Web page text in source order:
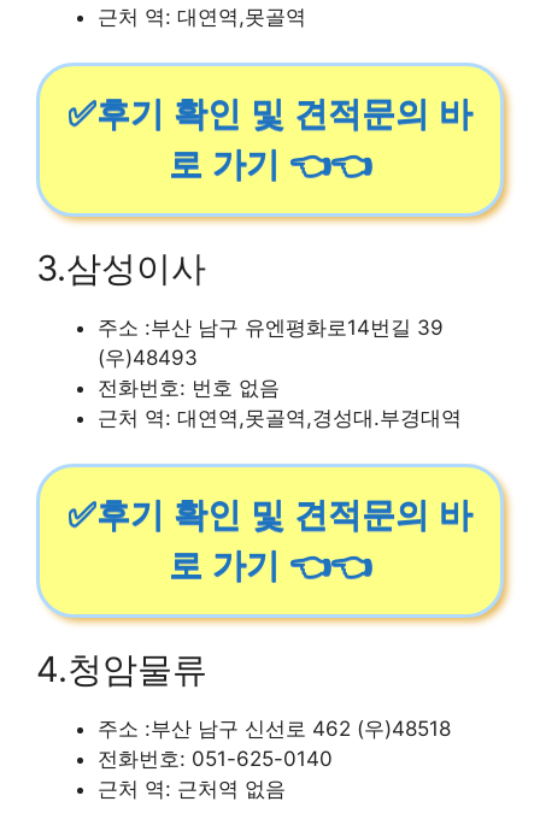
근처 역: 대연역,못골역
✅후기 확인 및 견적문의 바
로 가기 👈👈
3.삼성이사
주소 :부산 남구 유엔평화로14번길 39
(우)48493
전화번호: 번호 없음
근처 역: 대연역,못골역,경성대.부경대역
✅후기 확인 및 견적문의 바
로 가기 👈👈
4.청암물류
주소 :부산 남구 신선로 462 (우)48518
전화번호: 051-625-0140
근처 역: 근처역 없음